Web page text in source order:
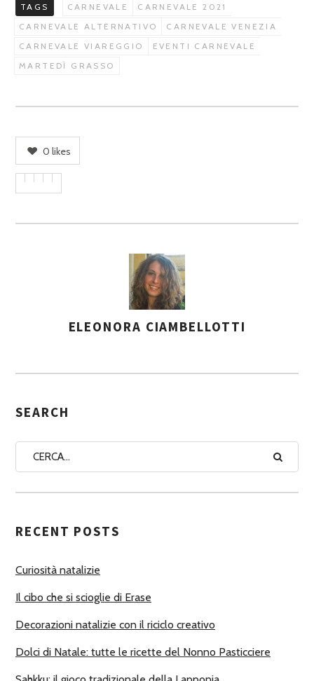
TAGS CARNEVALE
CARNEVALE 2021
CARNEVALE ALTERNATIVO
CARNEVALE VENEZIA
CARNEVALE VIAREGGIO
EVENTI CARNEVALE
MARTEDÌ GRASSO
0 likes
S
G
A
U
O
I
ELEONORA CIAMBELLOTTI
SEARCH
RECENT POSTS
Curiosità natalizie
Il cibo che si scioglie di Erase
Decorazioni natalizie con il riciclo creativo
Dolci di Natale: tutte le ricette del Nonno Pasticciere